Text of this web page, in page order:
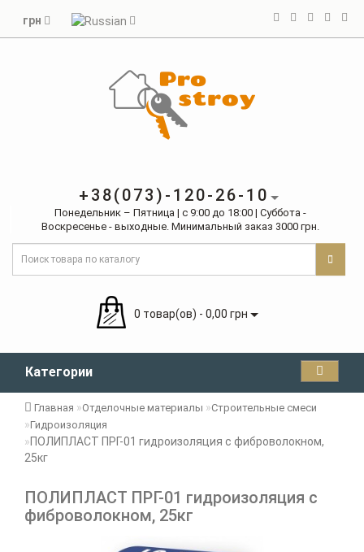
грн
+38(073)-120-26-10
Понедельник – Пятница | с 9:00 до 18:00 | Суббота -
Воскресенье - выходные. Минимальный заказ 3000 грн.
0 товар(ов) - 0,00 грн
Категории
Главная Отделочные материалы
Строительные смеси
Гидроизоляция
ПОЛИПЛАСТ ПРГ-01 гидроизоляция с фиброволокном,
25кг
ПОЛИПЛАСТ ПРГ-01 гидроизоляция с
фиброволокном, 25кг